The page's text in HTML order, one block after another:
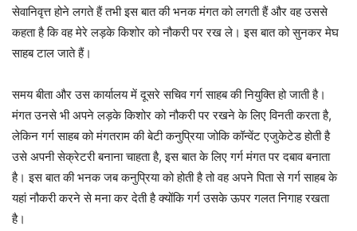
सेवानिवृत्त होने लगते हैं तभी इस बात की भनक मंगत को लगती हैं और वह उससे
कहता है कि वह मेरे लड़के किशोर को नौकरी पर रख ले। इस बात को सुनकर मेघ
साहब टाल जाते हैं।
समय बीता और उस कार्यालय में दूसरे सचिव गर्ग साहब की नियुक्ति हो जाती है।
मंगत उनसे भी अपने लड़के किशोर को नौकरी पर रखने के लिए विनती करता है,
लेकिन गर्ग साहब को मंगतराम की बेटी कनुप्रिया जोकि कॉन्वेंट एजुकेटेड होती है
उसे अपनी सेक्रेटरी बनाना चाहता है, इस बात के लिए गर्ग मंगत पर दबाव बनाता
है। इस बात की भनक जब कनुप्रिया को होती है तो वह अपने पिता से गर्ग साहब के
यहां नौकरी करने से मना कर देती है क्योंकि गर्ग उसके ऊपर गलत निगाह रखता
है।